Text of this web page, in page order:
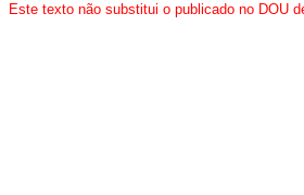
Este texto não substitui o publicado no DOU